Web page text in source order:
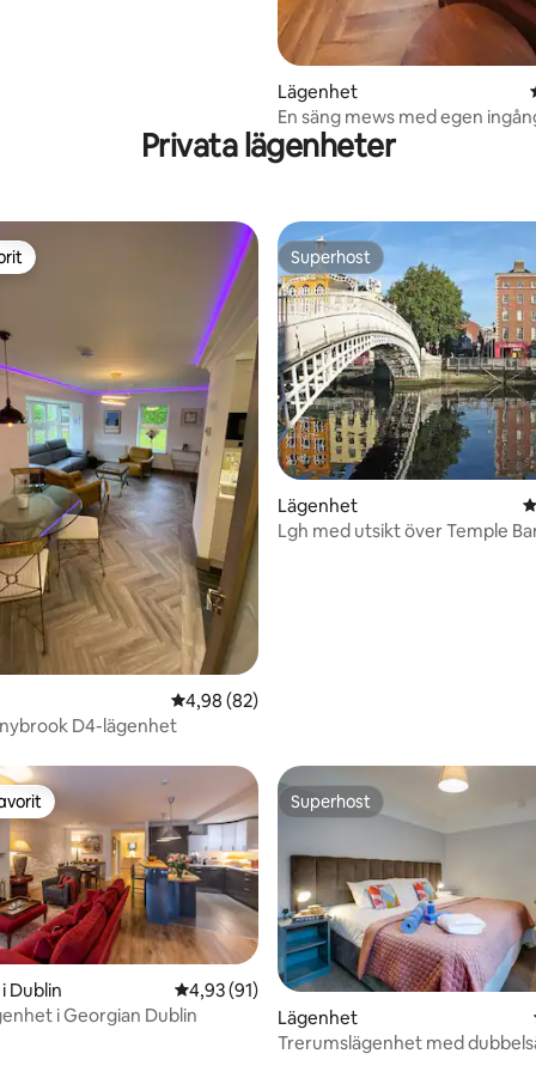
Lägenhet
En säng mews med egen
trädgård.
Privata lägenheter
betyg, 375 omdömen
4,98 av 5 i genomsnittligt betyg, 82
4,98 (82)
D4-lägenhet
Superhost
Superhost
Lägenhet
Lgh med utsikt över Temple
Dublin 4,93 av 5 i genomsnittligt betyg, 91
4,93 (91)
i Georgian Dublin
Superhost
Superhost
Lägenhet
Trerumslägenhet med